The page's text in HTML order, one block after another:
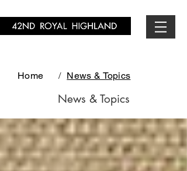
Home / News & Topics
News & Topics